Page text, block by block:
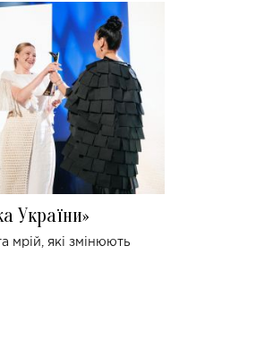
України»
та мрій, які змінюють